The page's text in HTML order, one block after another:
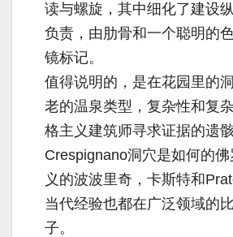
读与螺旋，其中细化了建设
负责，由肋骨和一个聪明的
镜标记。
值得说明的，是在花园里的
老的温泉类型，复杂性和复
格主义建筑师寻求证据的遗
Crespignano洞穴是如何的
义的波波里奇，卡斯特和
当代经验也都在广泛领域的
子。